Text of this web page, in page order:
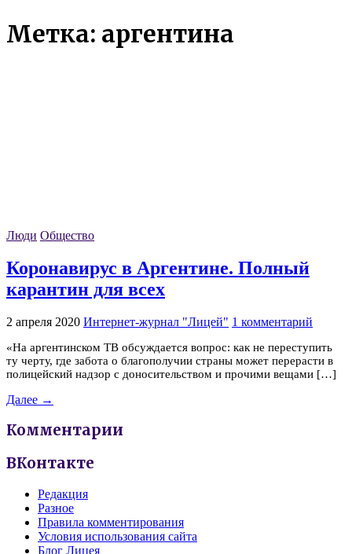
Метка: аргентина
Люди Общество
Коронавирус в Аргентине. Полный
карантин для всех
2 апреля 2020 Интернет-журнал "Лицей" 1 комментарий
«На аргентинском ТВ обсуждается вопрос: как не переступить
ту черту, где забота о благополучии страны может перерасти в
полицейский надзор с доносительством и прочими вещами […]
Далее →
Комментарии
ВКонтакте
Редакция
Разное
Правила комментирования
Условия использования сайта
Блог Лицея